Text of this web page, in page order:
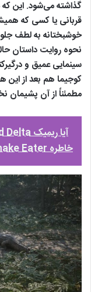
قربانی یا کسی که
خوشبختانه به لطف
نحوه روایت داستان
سینمایی عمیق و
کوجیما هم بعد از این
مطمئناً از آن پشیمان
خاطره Snake Eater را تکرار کند؟